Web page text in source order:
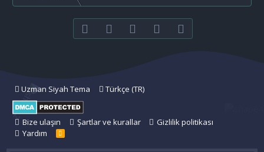
FacebookTwitter youtubeBize ulaşın
Uzman Siyah Tema Türkçe (TR)
Bize ulaşın Şartlar ve kurallar
Gizlilik politikası
Yardım
R
S